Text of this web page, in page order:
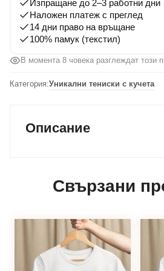
Изпращане до 2–3 работни дни
Наложен платеж с преглед
14 дни право на връщане
100% памук (текстил)
В момента 8 човека разглеждат този
Категория:Уникални тениски с кучета
Описание
Свързани